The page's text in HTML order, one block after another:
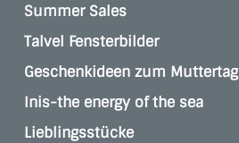
Summer Sales
Talvel Fensterbilder
Geschenkideen zum Muttertag
Inis-the energy of the sea
Lieblingsstücke